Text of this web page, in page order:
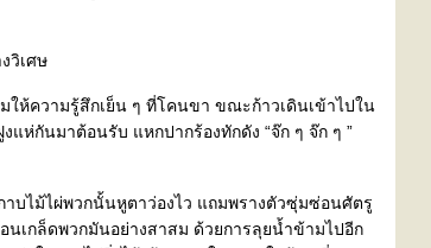
วิเศษ
ให้ความรู้สึกเย็น ๆ ที่โคนขา ขณะก้าวเดินเข้าไปใน
ห่กันมาต้อนรับ แหกปากร้องทักดัง “จ๊ก ๆ จ๊ก ๆ ”
บไม้ไผ่พวกนั้นหูตาว่องไว แถมพรางตัวซุ่มซ่อนศัตรู
นเกล็ดพวกมันอย่างสาสม ด้วยการลุยน้ำข้ามไปอีก